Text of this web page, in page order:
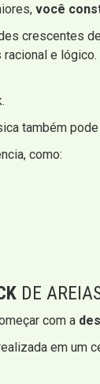
você
crescentes
e
também
como:
DE
com a
em